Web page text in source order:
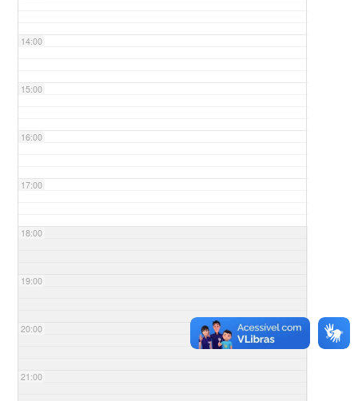
14:00
15:00
16:00
17:00
18:00
19:00
20:00
21:00